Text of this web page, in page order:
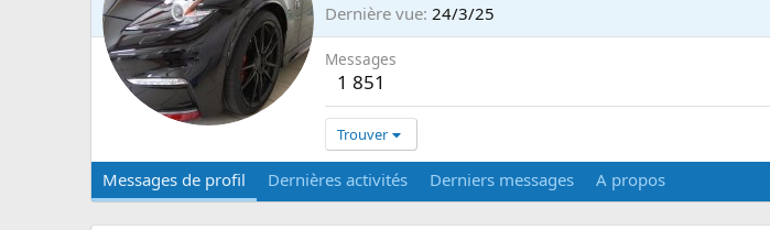
Dernière vue 24/3/25
Messages
1 851
Trouver
Messages de profil Dernières activités Derniers messages A propos